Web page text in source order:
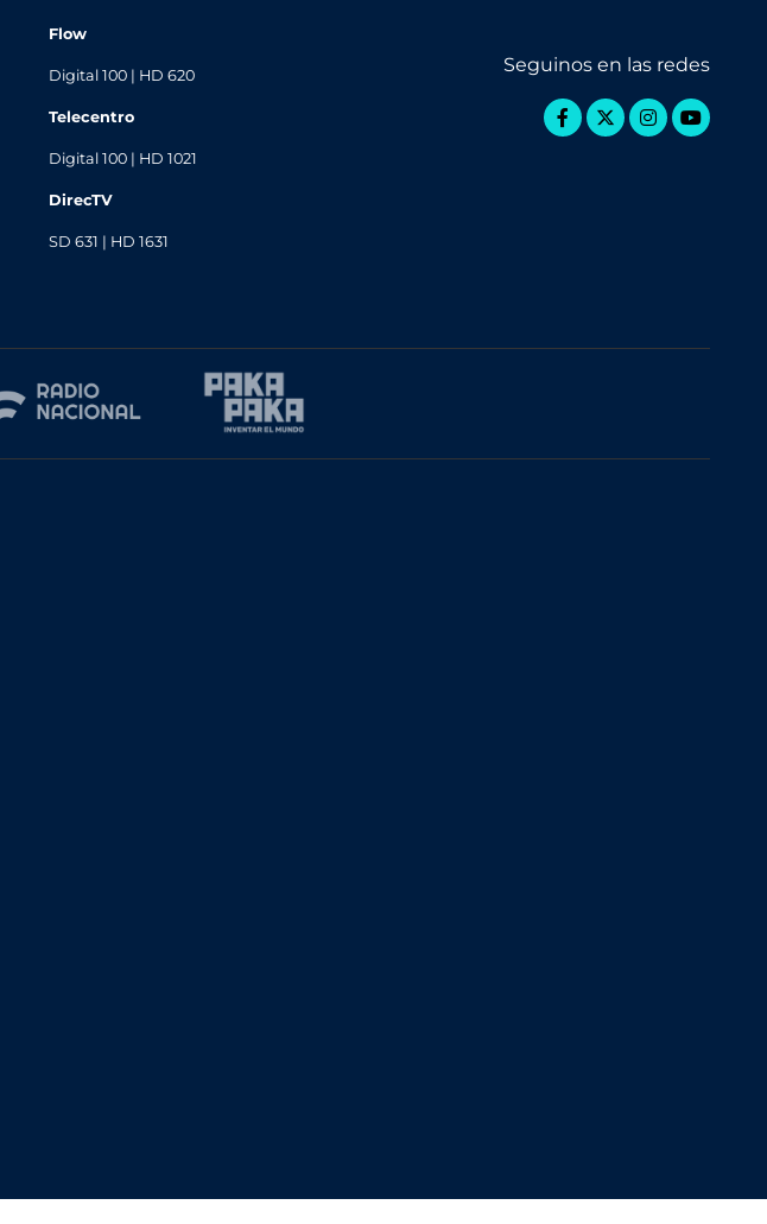
Flow
Digital 100 | HD 620
Telecentro
Digital 100 | HD 1021
DirecTV
SD 631 | HD 1631
Seguinos en las redes